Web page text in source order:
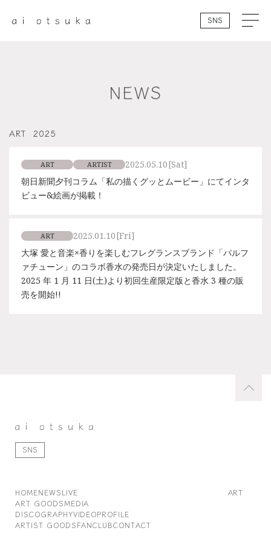
SNS
NEWS
ART 2025
ART ARTIST 2025.05.10[Sat]
朝日新聞夕刊コラム「私の描くグッとムービー」にてインタ
ビュー&絵画が掲載！
ART 2025.01.10[Fri]
大塚 愛と音楽×香りを楽しむフレグランスブランド「パルフ
ァチューン」のコラボ香水の発売日が決定いたしました。
2025 年 1 月 11 日(土)より初回生産限定版と香水 3 種の販
売を開始!!
SNS
HOMENEWSLIVE
ART
ART GOODSMEDIA
DISCOGRAPHYVIDEOPROFILE
ARTIST GOODSFANCLUBCONTACT